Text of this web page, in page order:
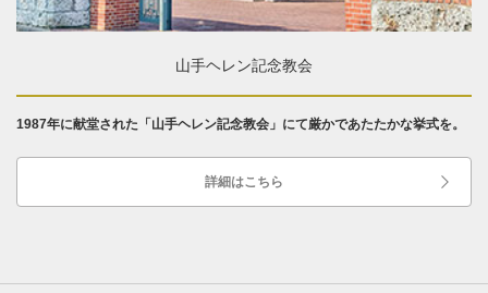
山手ヘレン記念教会
1987年に献堂された「山手ヘレン記念教会」にて厳かであたたかな挙式を。
詳細はこちら